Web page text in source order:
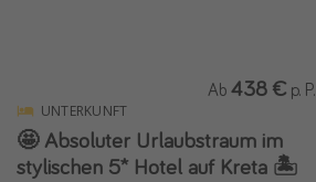
UNTERKUNFT
🤩 Absoluter Urlaubstraum im
stylischen 5* Hotel auf Kreta 🏝️
Ab 438 € p. P.